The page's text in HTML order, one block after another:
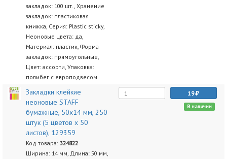
закладок: 100 шт., Хранение
закладок: пластиковая
книжка, Серия: Plastic sticky,
Неоновые цвета: да,
Материал: пластик, Форма
закладок: прямоугольные,
Цвет: ассорти, Упаковка:
полибег с европодвесом
Закладки клейкие
неоновые STAFF
бумажные, 50х14 мм, 250
штук (5 цветов х 50
листов), 129359
Код товара: 324822
Ширина: 14 мм, Длина: 50 мм,
19
В наличии